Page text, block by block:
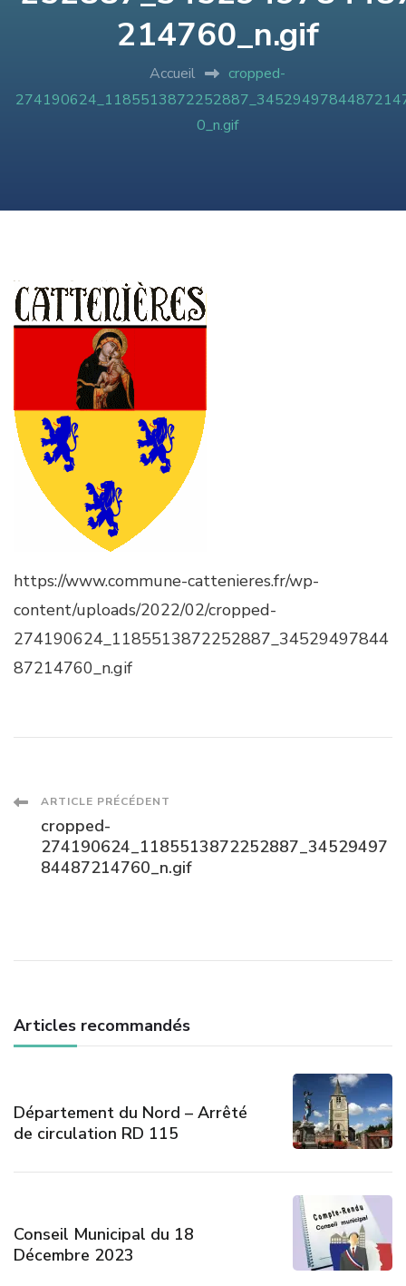
214760_n.gif
Accueil
cropped-
0_n.gif
https://www.commune-cattenieres.fr/wp-
content/uploads/2022/02/cropped-
274190624_1185513872252887_34529497844
87214760_n.gif
Navigation
des
ARTICLE PRÉCÉDENT
cropped-
274190624_1185513872252887_34529497
84487214760_n.gif
Articles recommandés
Département du Nord – Arrêté
de circulation RD 115
Conseil Municipal du 18
Décembre 2023